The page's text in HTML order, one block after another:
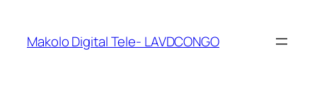
Makolo Digital Tele- LAVDCONGO